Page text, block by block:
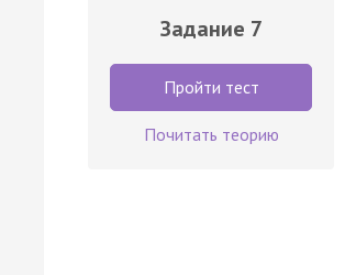
Задание 7
Пройти тест
Почитать теорию